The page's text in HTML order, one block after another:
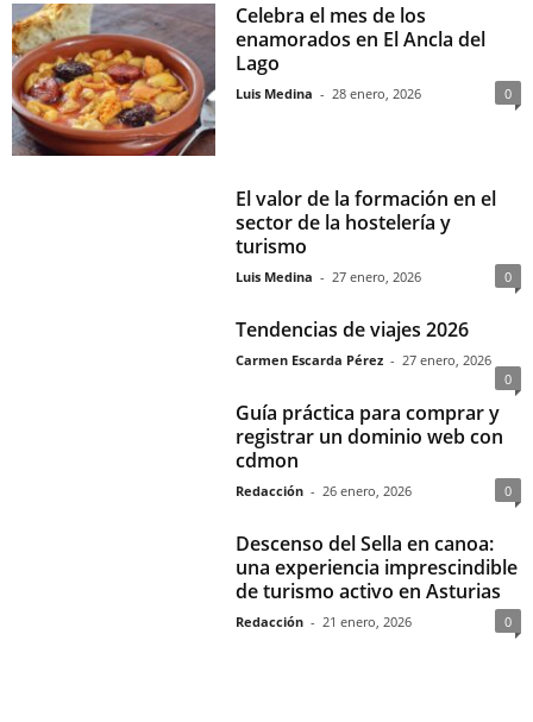
Celebra el mes de los
enamorados en El Ancla del
Lago
Luis Medina - 28 enero, 2026 0
El valor de la formación en el
sector de la hostelería y
turismo
Luis Medina - 27 enero, 2026 0
Tendencias de viajes 2026
Carmen Escarda Pérez - 27 enero, 2026
0
Guía práctica para comprar y
registrar un dominio web con
cdmon
Redacción - 26 enero, 2026 0
Descenso del Sella en canoa:
una experiencia imprescindible
de turismo activo en Asturias
Redacción - 21 enero, 2026 0